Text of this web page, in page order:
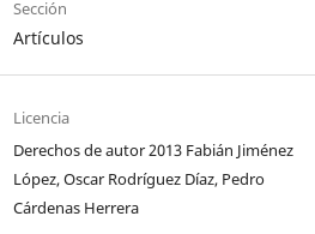
Sección
Artículos
Licencia
Derechos de autor 2013 Fabián Jiménez
López, Oscar Rodríguez Díaz, Pedro
Cárdenas Herrera